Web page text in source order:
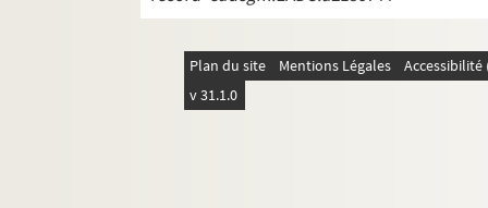
Plan du site Mentions Légales
v 31.1.0